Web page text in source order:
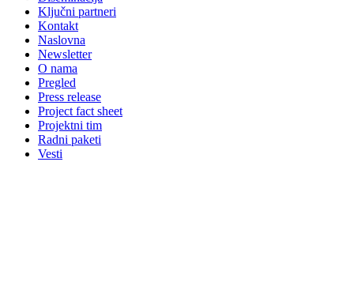
Ključni partneri
Kontakt
Naslovna
Newsletter
O nama
Pregled
Press release
Project fact sheet
Projektni tim
Radni paketi
Vesti